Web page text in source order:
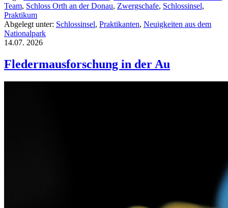
Team, Schloss Orth an der Donau, Zwergschafe, Schlossinsel,
Praktikum
Abgelegt unter: Schlossinsel, Praktikanten, Neuigkeiten aus dem
Nationalpark
14.07. 2026
Fledermausforschung in der Au